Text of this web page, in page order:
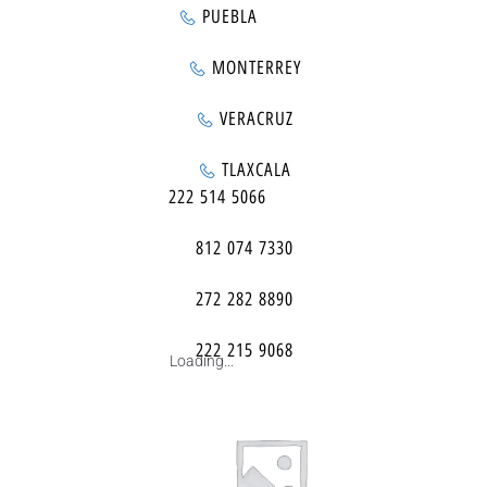
PUEBLA
MONTERREY
VERACRUZ
TLAXCALA
222 514 5066
812 074 7330
272 282 8890
222 215 9068
Loading...